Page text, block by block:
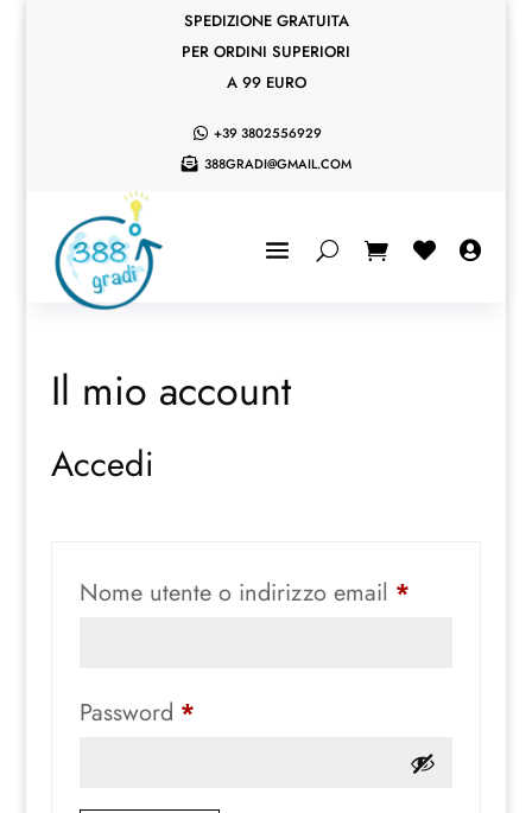
SPEDIZIONE GRATUITA
PER ORDINI SUPERIORI
A 99 EURO
 +39 3802556929
 388GRADI@GMAIL.COM
 
Il mio account
Accedi
Nome utente o indirizzo email *Richiesto
Password *Richiesto